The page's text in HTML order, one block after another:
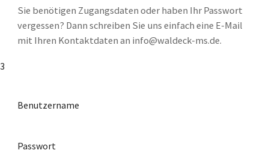
Sie benötigen Zugangsdaten oder haben Ihr Passwort
vergessen? Dann schreiben Sie uns einfach eine E-Mail
mit Ihren Kontaktdaten an info@waldeck-ms.de.
3
Benutzername
Passwort